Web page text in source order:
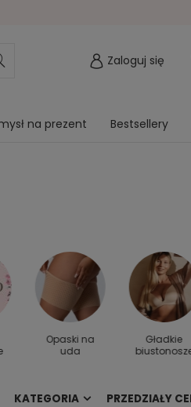
Zaloguj się
na prezent Bestsellery
Opaski na
uda
Gładkie
KATEGORIA PRZEDZIAŁY